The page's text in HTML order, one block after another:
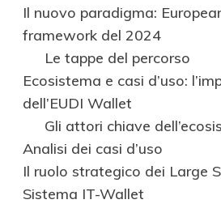
Il nuovo paradigma:
framework del 2024
Le tappe del percorso
Ecosistema e casi d’uso:
dell’EUDI Wallet
Gli attori chiave
Analisi dei casi d’uso
Il ruolo strategico dei Large
Sistema IT-Wallet